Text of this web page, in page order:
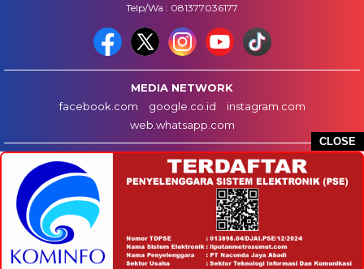
CLOSE
Telp/Wa : 081377036177
MEDIA NETWORK
facebook.com
google.co.id
instagram.com
web.whatsapp.com
HOME INFO IKLAN
DISCLAIMER
HUBUNGI KAMI
REDAKSI
COPYRIGHT © 2025 LIPUTANMETROSUMUT.COM - ALL RIGHTS RESERVED